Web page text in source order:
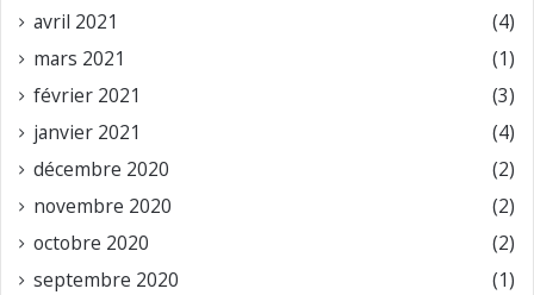
avril 2021
(4)
mars 2021
(1)
février 2021
(3)
janvier 2021
(4)
décembre 2020
(2)
novembre 2020
(2)
octobre 2020
(2)
septembre 2020
(1)